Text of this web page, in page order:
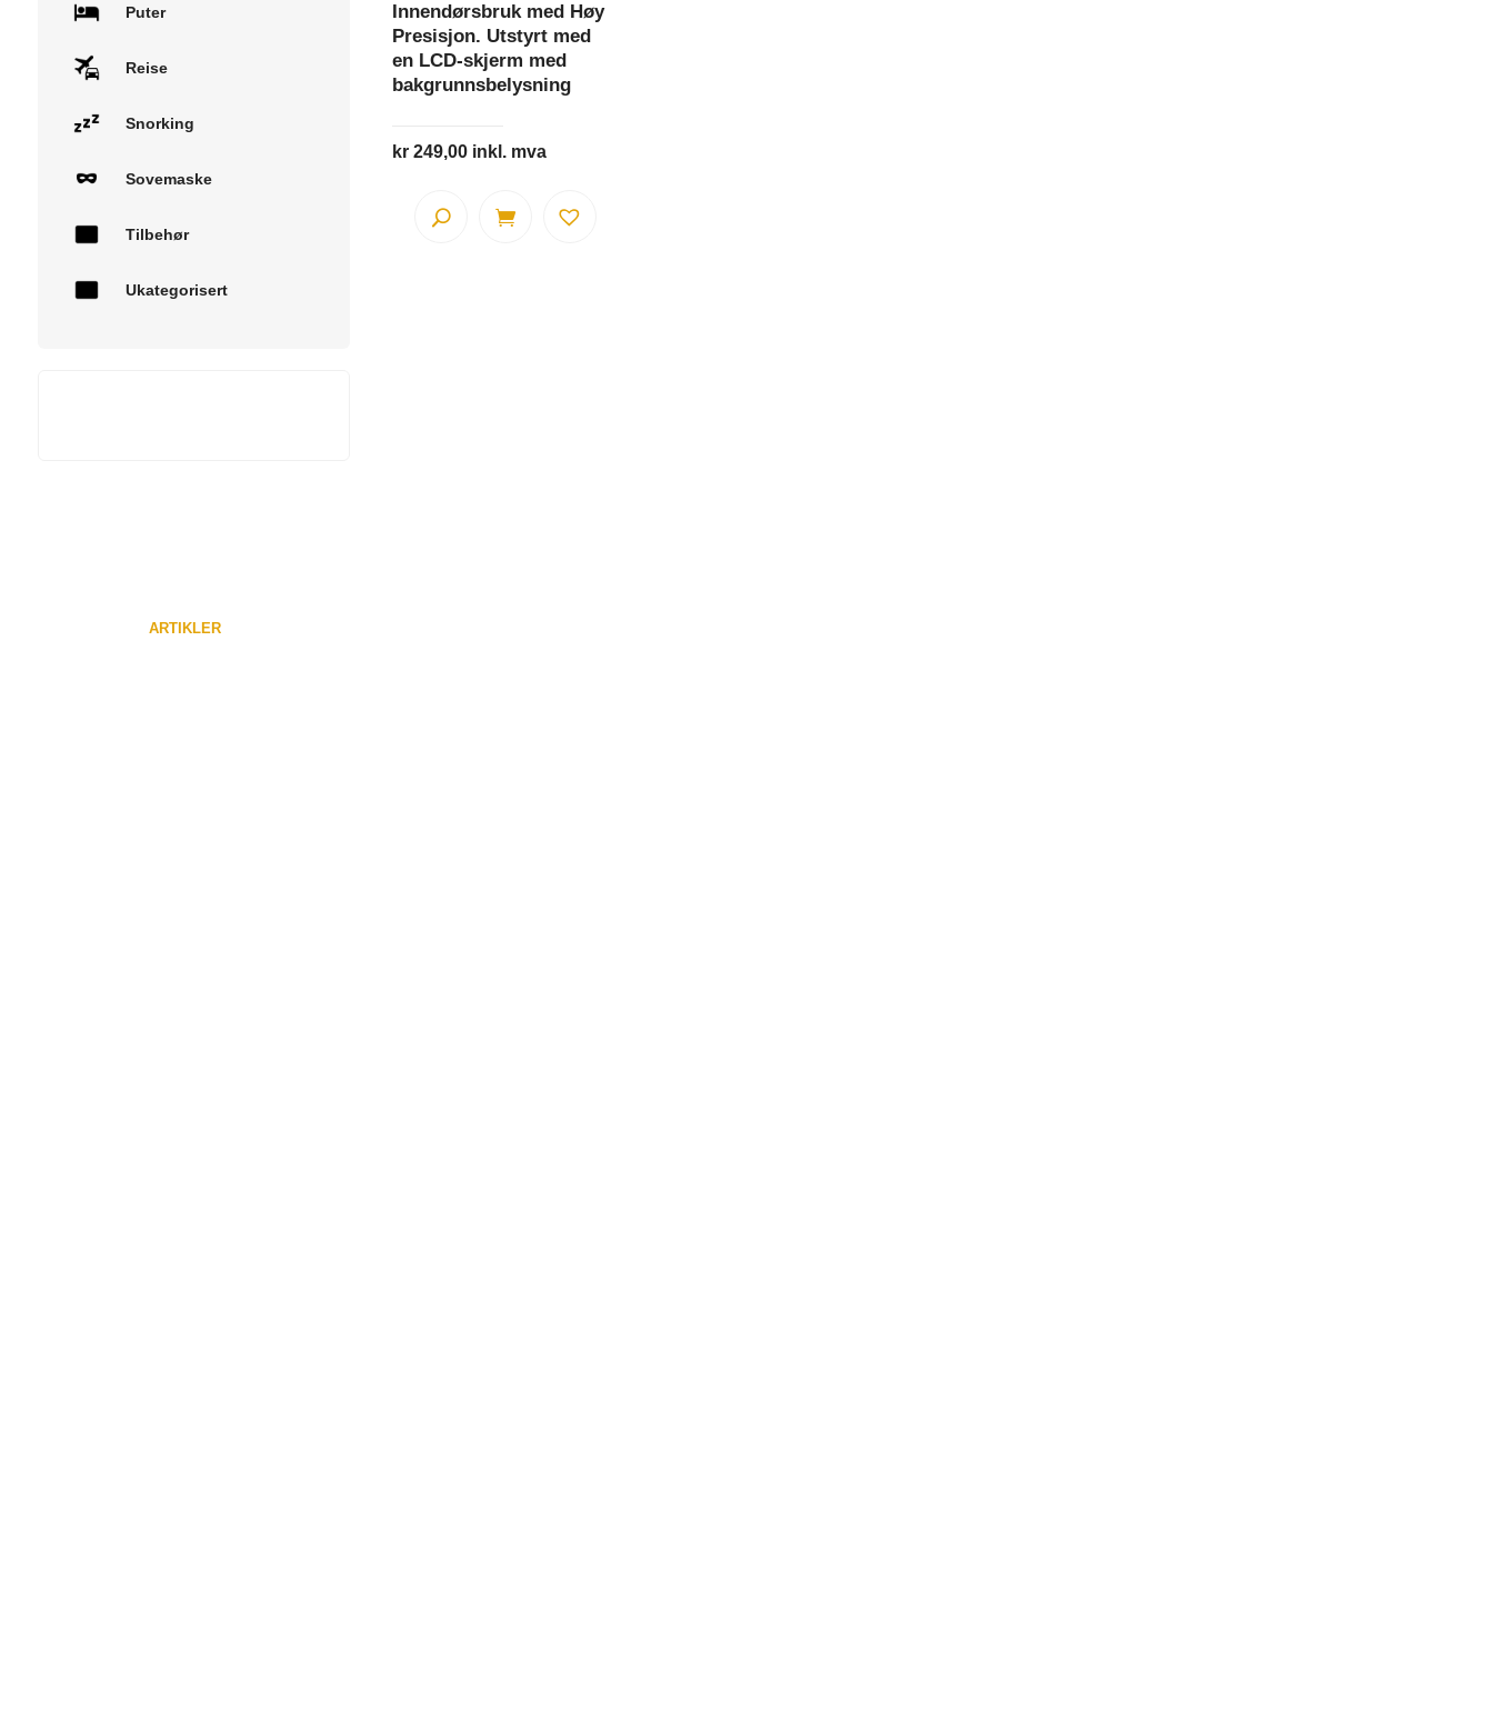
Innendørsbruk med Høy
Presisjon. Utstyrt med
en LCD-skjerm med
bakgrunnsbelysning
kr 249,00 inkl. mva
Puter
Reise
Snorking
Sovemaske
Tilbehør
Ukategorisert
ARTIKLER